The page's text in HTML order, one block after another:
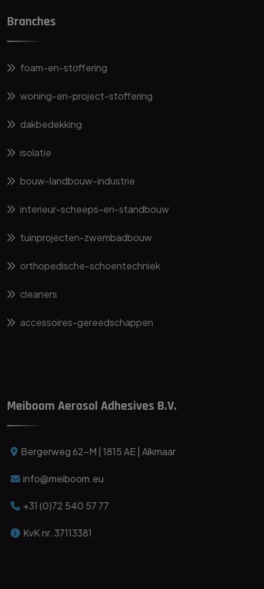
Branches
foam-en-stoffering
woning-en-project-stoffering
dakbedekking
isolatie
bouw-landbouw-industrie
interieur-scheeps-en-standbouw
tuinprojecten-zwembadbouw
orthopedische-schoentechniek
cleaners
accessoires-gereedschappen
Meiboom Aerosol Adhesives B.V.
Bergerweg 62-M | 1815 AE | Alkmaar
info@meiboom.eu
+31 (0)72 540 57 77
KvK nr. 37113381